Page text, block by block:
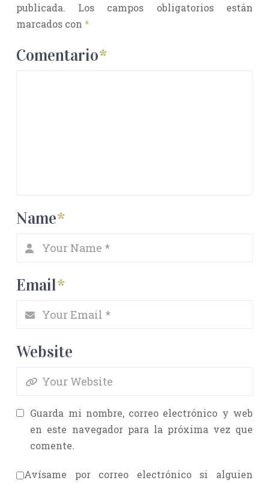
publicada.
Los campos obligatorios están
marcados con *
Comentario*
Name*
Email*
Website
Guarda mi nombre, correo electrónico y web
en este navegador para la próxima vez que
comente.
Avísame por correo electrónico si alguien